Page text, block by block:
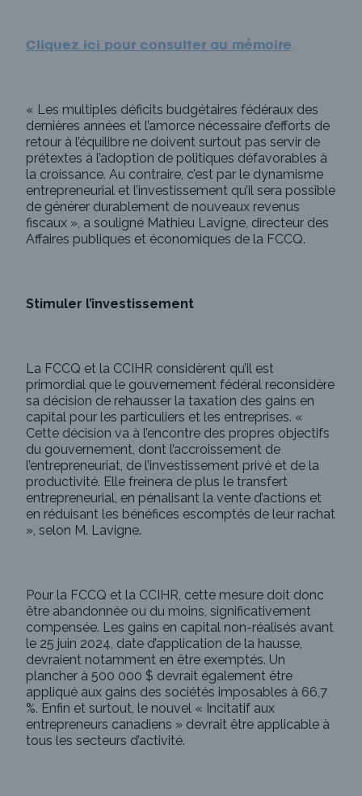
Cliquez ici pour consulter au mémoire
« Les multiples déficits budgétaires fédéraux des
dernières années et l’amorce nécessaire d’efforts de
retour à l’équilibre ne doivent surtout pas servir de
prétextes à l’adoption de politiques défavorables à
la croissance. Au contraire, c’est par le dynamisme
entrepreneurial et l’investissement qu’il sera possible
de générer durablement de nouveaux revenus
fiscaux », a souligné Mathieu Lavigne, directeur des
Affaires publiques et économiques de la FCCQ.
Stimuler l’investissement
La FCCQ et la CCIHR considèrent qu’il est
primordial que le gouvernement fédéral reconsidère
sa décision de rehausser la taxation des gains en
capital pour les particuliers et les entreprises. «
Cette décision va à l’encontre des propres objectifs
du gouvernement, dont l’accroissement de
l’entrepreneuriat, de l’investissement privé et de la
productivité. Elle freinera de plus le transfert
entrepreneurial, en pénalisant la vente d’actions et
en réduisant les bénéfices escomptés de leur rachat
», selon M. Lavigne.
Pour la FCCQ et la CCIHR, cette mesure doit donc
être abandonnée ou du moins, significativement
compensée. Les gains en capital non-réalisés avant
le 25 juin 2024, date d’application de la hausse,
devraient notamment en être exemptés. Un
plancher à 500 000 $ devrait également être
appliqué aux gains des sociétés imposables à 66,7
%. Enfin et surtout, le nouvel « Incitatif aux
entrepreneurs canadiens » devrait être applicable à
tous les secteurs d’activité.